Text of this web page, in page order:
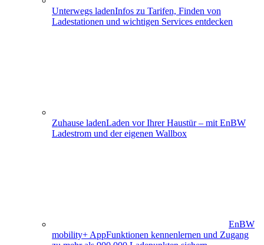
Unterwegs ladenInfos zu Tarifen, Finden von
Ladestationen und wichtigen Services entdecken
Zuhause ladenLaden vor Ihrer Haustür – mit EnBW
Ladestrom und der eigenen Wallbox
EnBW
mobility+ AppFunktionen kennenlernen und Zugang